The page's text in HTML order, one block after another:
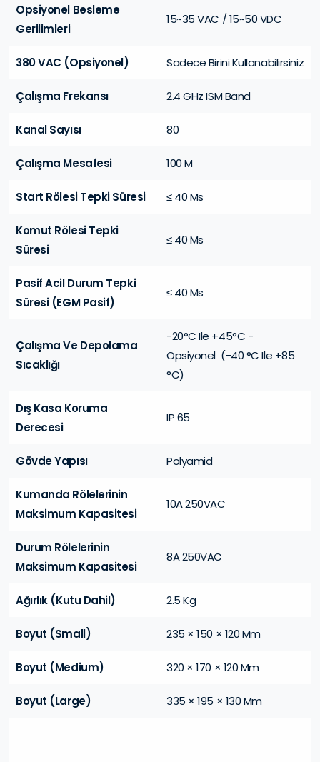
Opsiyonel Besleme
Gerilimleri
15~35 VAC / 15~50 VDC
380 VAC (Opsiyonel) Sadece Birini Kullanabilirsiniz
Çalışma Frekansı 2.4 GHz ISM Band
Kanal Sayısı 80
Çalışma Mesafesi 100 M
Start Rölesi Tepki Süresi ≤ 40 Ms
Komut Rölesi Tepki
Süresi
≤ 40 Ms
Pasif Acil Durum Tepki
Süresi (EGM Pasif)
≤ 40 Ms
Çalışma Ve Depolama
Sıcaklığı
-20°C Ile +45°C -
Opsiyonel (-40 °C Ile +85
°C)
Dış Kasa Koruma
Derecesi
IP 65
Gövde Yapısı Polyamid
Kumanda Rölelerinin
Maksimum Kapasitesi
10A 250VAC
Durum Rölelerinin
Maksimum Kapasitesi
8A 250VAC
Ağırlık (Kutu Dahil) 2.5 Kg
Boyut (Small) 235 × 150 × 120 Mm
Boyut (Medium) 320 × 170 × 120 Mm
Boyut (Large) 335 × 195 × 130 Mm